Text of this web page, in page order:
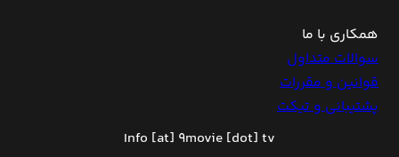
همکاری با ما
سوالات متداول
قوانین و مقررات
پشتیبانی و تیکت
Info [at] 9movie [dot] tv